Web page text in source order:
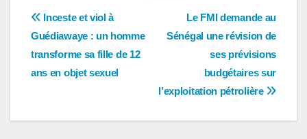
Navigation
de
l’article
Le FMI demande au
Sénégal une révision de
ses prévisions
budgétaires sur
l’exploitation pétrolière
Inceste et viol à
Guédiawaye : un homme
transforme sa fille de 12
ans en objet sexuel